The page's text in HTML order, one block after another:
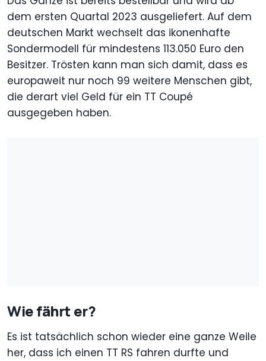
dem ersten Quartal 2023 ausgeliefert. Auf dem
deutschen Markt wechselt das ikonenhafte
Sondermodell für mindestens 113.050 Euro den
Besitzer. Trösten kann man sich damit, dass es
europaweit nur noch 99 weitere Menschen gibt,
die derart viel Geld für ein TT Coupé
ausgegeben haben.
Wie fährt er?
Es ist tatsächlich schon wieder eine ganze Weile
her, dass ich einen TT RS fahren durfte und